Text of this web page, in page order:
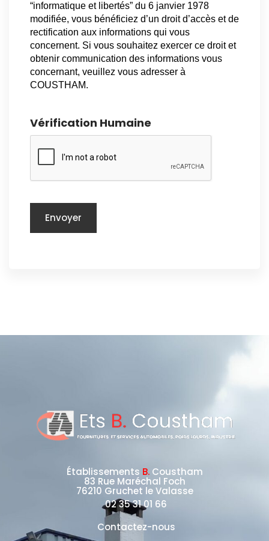
“informatique et libertés” du 6 janvier 1978
modifiée, vous bénéficiez d’un droit d’accès et de
rectification aux informations qui vous
concernent. Si vous souhaitez exercer ce droit et
obtenir communication des informations vous
concernant, veuillez vous adresser à
COUSTHAM.
Vérification Humaine
Établissements B.Coustham
83 Rue Maréchal Foch
76210 Gruchet le Valasse
02 35 31 01 66
Contactez-nous